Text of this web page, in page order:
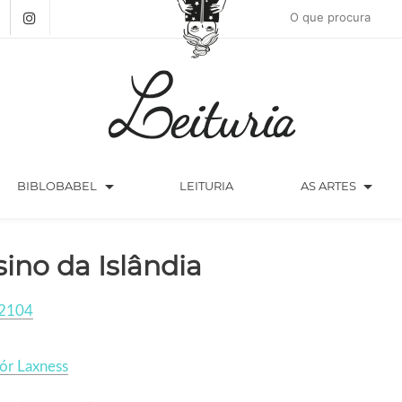
BIBLOBABEL arrow_drop_down LEITURIA AS ARTES arrow_drop_down
da Islândia
Laxness